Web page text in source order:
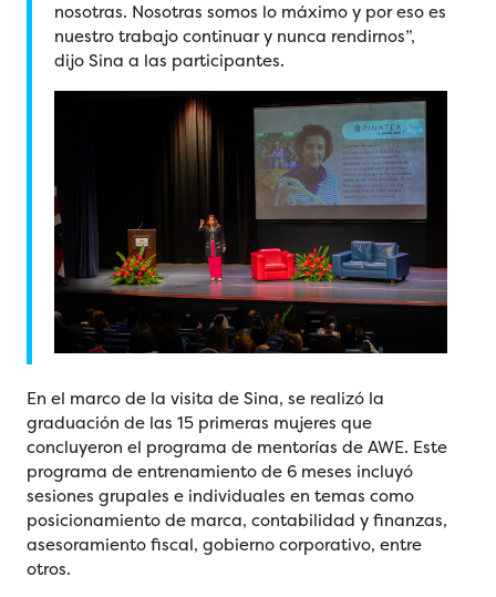
nosotras. Nosotras somos lo máximo y por eso es
nuestro trabajo continuar y nunca rendirnos”,
dijo Sina a las participantes.
En el marco de la visita de Sina, se realizó la
graduación de las 15 primeras mujeres que
concluyeron el programa de mentorías de AWE. Este
programa de entrenamiento de 6 meses incluyó
sesiones grupales e individuales en temas como
posicionamiento de marca, contabilidad y finanzas,
asesoramiento fiscal, gobierno corporativo, entre
otros.